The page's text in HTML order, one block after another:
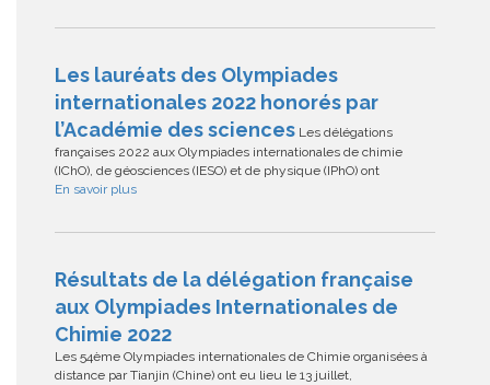
Les lauréats des Olympiades
internationales 2022 honorés par
l’Académie des sciences Les délégations
françaises 2022 aux Olympiades internationales de chimie
(IChO), de géosciences (IESO) et de physique (IPhO) ont
En savoir plus
Résultats de la délégation française
aux Olympiades Internationales de
Chimie 2022
Les 54ème Olympiades internationales de Chimie organisées à
distance par Tianjin (Chine) ont eu lieu le 13 juillet,